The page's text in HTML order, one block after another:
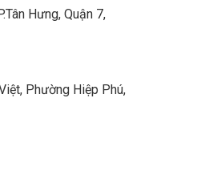
Hưng, Quận 7,
Phường Hiệp Phú,